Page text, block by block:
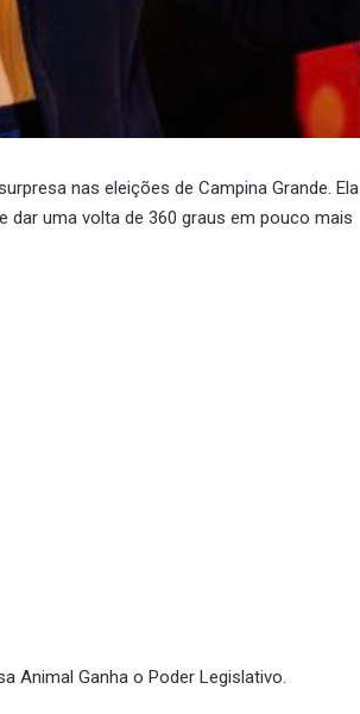
nas eleições de Campina Grande. Ela
dar uma volta de 360 graus em pouco mais
Animal Ganha o Poder Legislativo.